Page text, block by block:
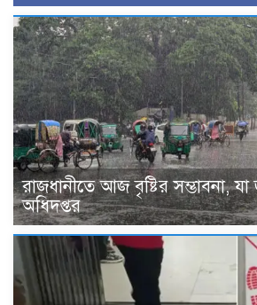
রাজধানীতে আজ বৃষ্টির সম্ভাবনা,
অধিদপ্তর